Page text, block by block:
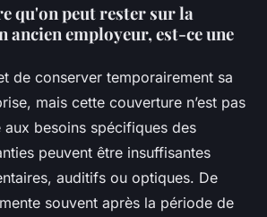
qu'on peut rester sur la
ancien employeur, est-ce une
de conserver temporairement sa
mais cette couverture n’est pas
besoins spécifiques des
peuvent être insuffisantes
auditifs ou optiques. De
souvent après la période de